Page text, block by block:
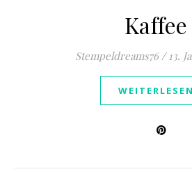
Kaffee
Stempeldreams76 / 13.
WEITERLESEN